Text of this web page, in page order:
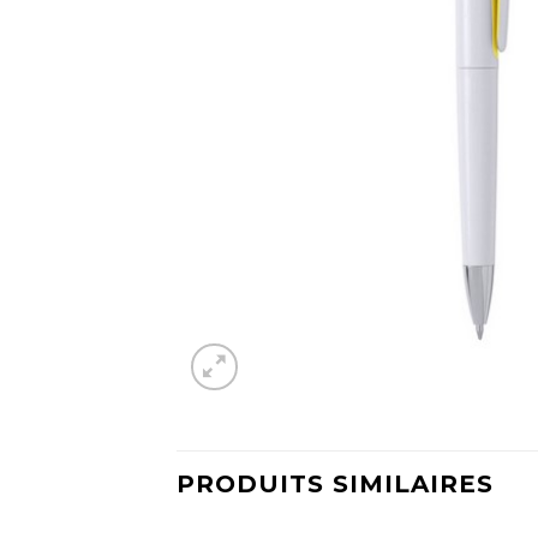
PRODUITS SIMILAIRES